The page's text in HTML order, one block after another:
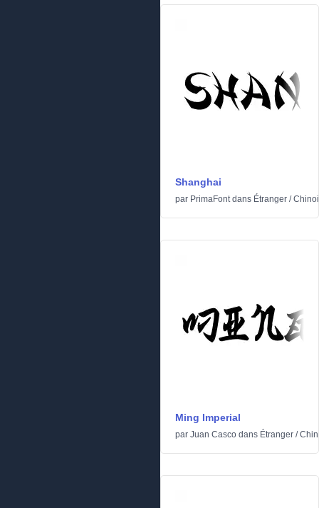
Shanghai
par PrimaFontdans Étranger /
Ming Imperial
par Juan Casco dans Étranger /